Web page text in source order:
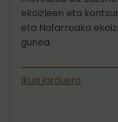
ekoizleen eta
eta Nafarroako
gunea.
Ikusi jarduera